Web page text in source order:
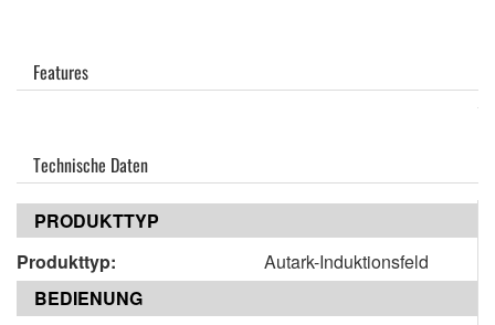
Features
Technische Daten
PRODUKTTYP
Produkttyp:
Autark-Induktionsfeld
BEDIENUNG